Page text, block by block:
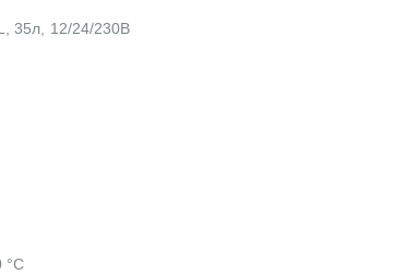
35л, 12/24/230В
°C